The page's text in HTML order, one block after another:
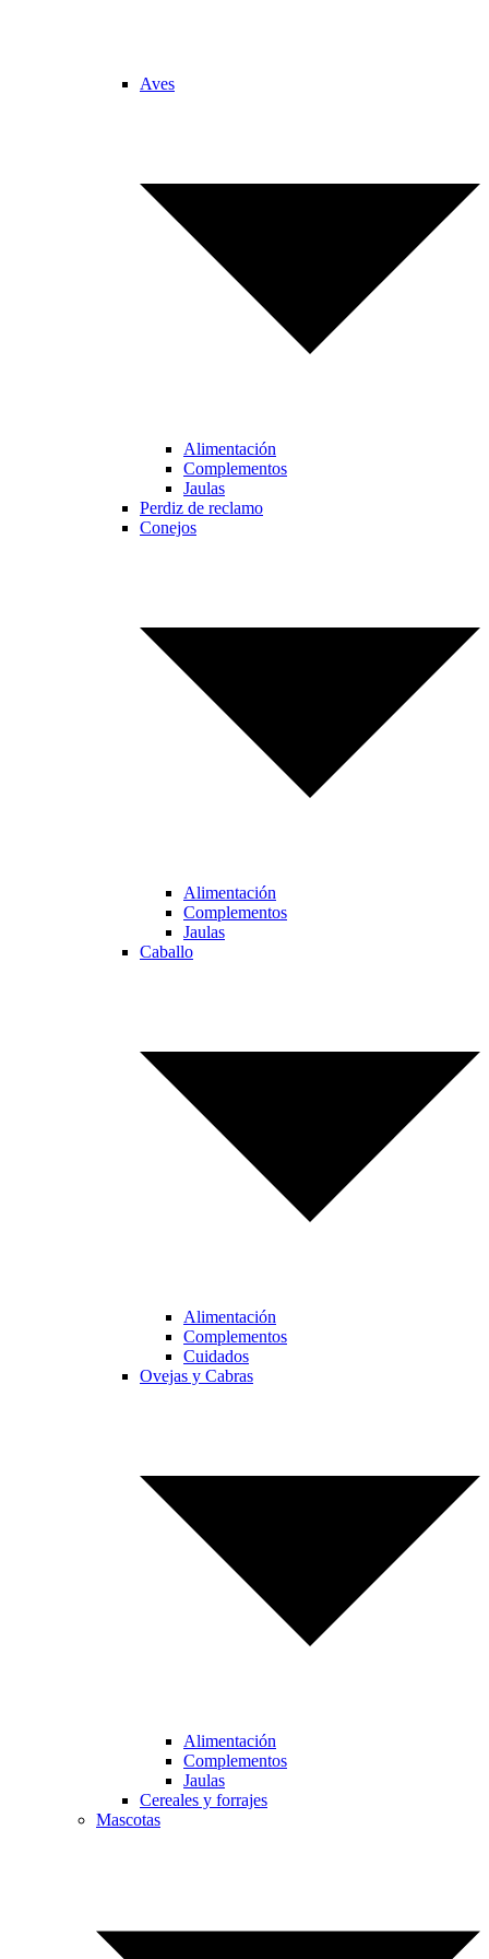
Aves
Alimentación
Complementos
Jaulas
Perdiz de reclamo
Conejos
Alimentación
Complementos
Jaulas
Caballo
Alimentación
Complementos
Cuidados
Ovejas y Cabras
Alimentación
Complementos
Jaulas
Cereales y forrajes
Mascotas